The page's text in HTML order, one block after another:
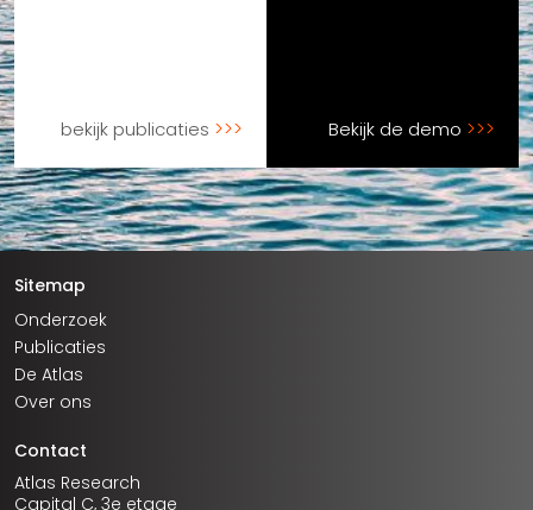
bekijk publicaties Bekijk de demo
Sitemap
Onderzoek
Publicaties
De Atlas
Over ons
Contact
Atlas Research
Capital C, 3e etage